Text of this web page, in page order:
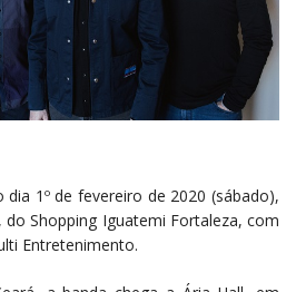
1º de fevereiro de 2020 (sábado),
do Shopping Iguatemi Fortaleza, com
Entretenimento.